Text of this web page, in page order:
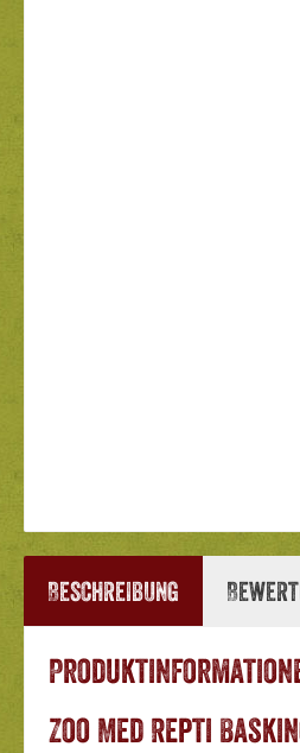
Beschreibung
Zoo Med Repti